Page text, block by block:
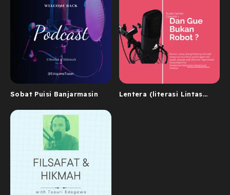
Sobat Puisi Banjarmasin
Lentera (literasi Lintas